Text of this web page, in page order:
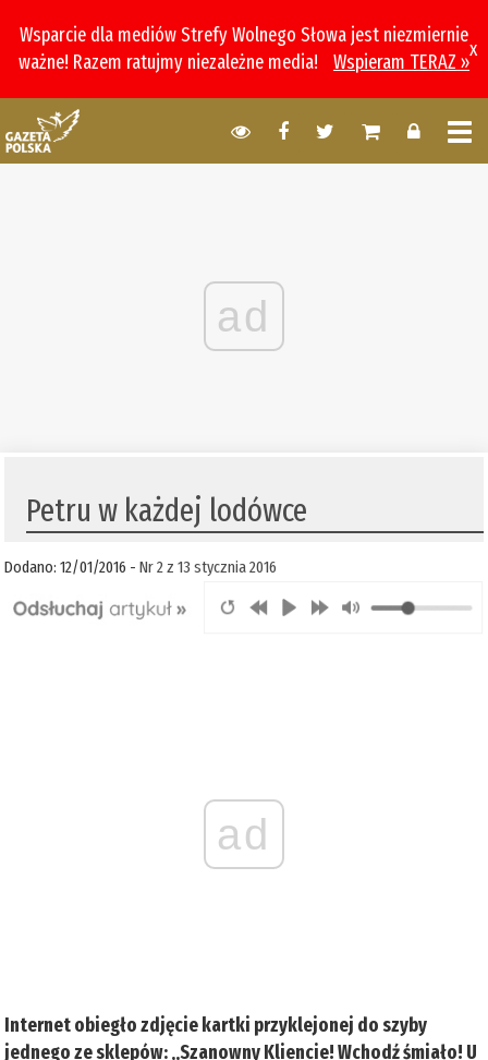
Wsparcie dla mediów Strefy Wolnego Słowa jest niezmiernie
ważne! Razem ratujmy niezależne media!
Wspieram TERAZ »
x
ad
Petru w każdej lodówce
Dodano: 12/01/2016 -Nr 2 z 13 stycznia 2016
ad
Internet obiegło zdjęcie kartki przyklejonej do szyby
jednego ze sklepów: „Szanowny Kliencie! Wchodź śmiało! U